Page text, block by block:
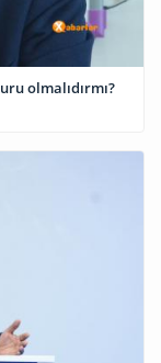
olmalıdırmı?